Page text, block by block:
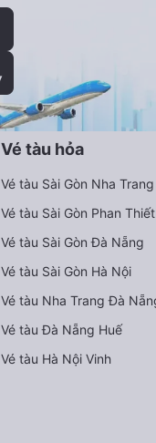
Vé tàu hỏa
Vé tàu Sài Gòn Nha Trang
Vé tàu Sài Gòn Phan Thiết
Vé tàu Sài Gòn Đà Nẵng
Vé tàu Sài Gòn Hà Nội
Vé tàu Nha Trang Đà
Vé tàu Đà Nẵng Huế
Vé tàu Hà Nội Vinh